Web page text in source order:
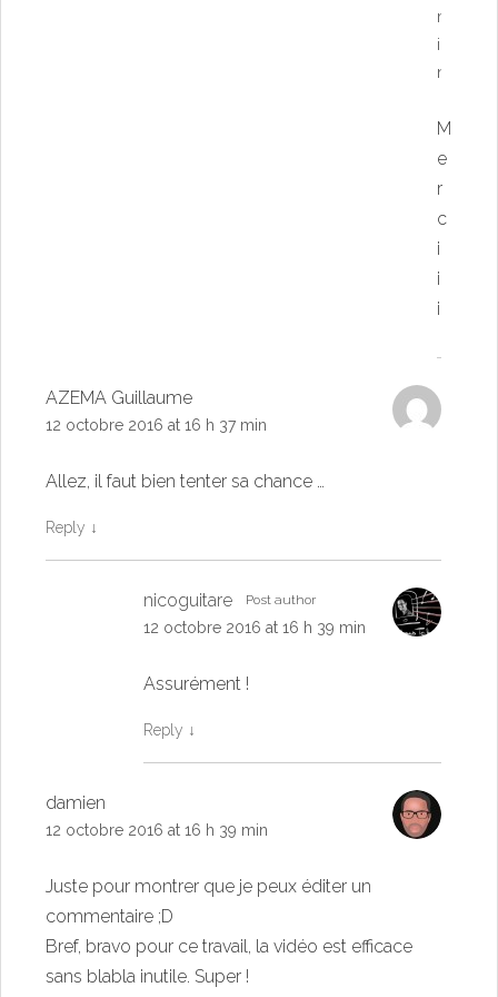
m
i
n
M
e
r
c
i
i
i
AZEMA Guillaume
12 octobre 2016 at 16 h 37 min
Allez, il faut bien tenter sa chance …
Reply ↓
nicoguitare Post author
12 octobre 2016 at 16 h 39 min
Assurément !
Reply ↓
damien
12 octobre 2016 at 16 h 39 min
Juste pour montrer que je peux éditer un
commentaire ;D
Bref, bravo pour ce travail, la vidéo est efficace
sans blabla inutile. Super !